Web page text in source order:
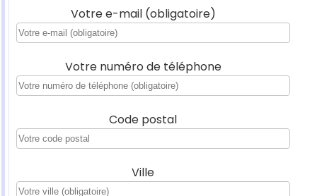
Votre e-mail (obligatoire)
Votre numéro de téléphone
Code postal
Ville